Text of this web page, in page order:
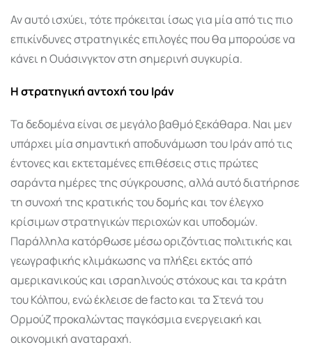
Αν αυτό ισχύει, τότε πρόκειται ίσως για μία από τις πιο
επικίνδυνες στρατηγικές επιλογές που θα μπορούσε να
κάνει η Ουάσινγκτον στη σημερινή συγκυρία.
Η στρατηγική αντοχή του Ιράν
Τα δεδομένα είναι σε μεγάλο βαθμό ξεκάθαρα. Ναι μεν
υπάρχει μία σημαντική αποδυνάμωση του Ιράν από τις
έντονες και εκτεταμένες επιθέσεις στις πρώτες
σαράντα ημέρες της σύγκρουσης, αλλά αυτό διατήρησε
τη συνοχή της κρατικής του δομής και τον έλεγχο
κρίσιμων στρατηγικών περιοχών και υποδομών.
Παράλληλα κατόρθωσε μέσω οριζόντιας πολιτικής και
γεωγραφικής κλιμάκωσης να πλήξει εκτός από
αμερικανικούς και ισραηλινούς στόχους και τα κράτη
του Κόλπου, ενώ έκλεισε de facto και τα Στενά του
Ορμούζ προκαλώντας παγκόσμια ενεργειακή και
οικονομική αναταραχή.